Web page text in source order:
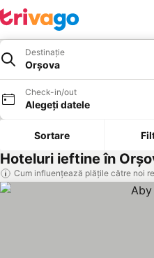
Destinație
Orşova
Check-in/out
Alegeți datele
Sortare
Hoteluri ieftine în
Cum influențează plățile către noi